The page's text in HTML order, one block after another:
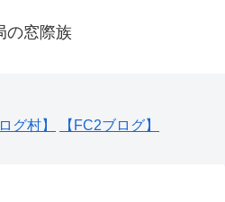
の窓際族
グ村】 【FC2ブログ】